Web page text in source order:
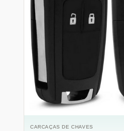
CARCAÇAS DE CHAVES